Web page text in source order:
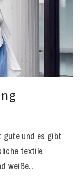
gute und es gibt
textile
weiße..